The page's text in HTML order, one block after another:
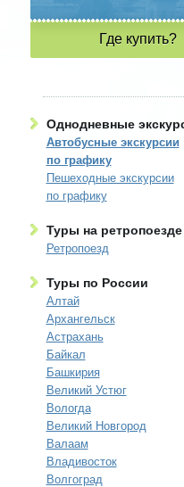
Где купить?
Однодневные
Автобусные экскурсии
по графику
Пешеходные экскурсии
по графику
Туры на ретропоезде
Ретропоезд
Туры по России
Алтай
Архангельск
Астрахань
Байкал
Башкирия
Великий Устюг
Вологда
Великий Новгород
Валаам
Владивосток
Волгоград